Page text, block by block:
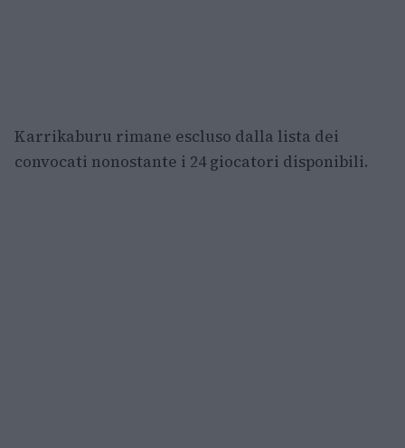
Karrikaburu rimane escluso dalla lista dei
convocati nonostante i 24 giocatori disponibili.